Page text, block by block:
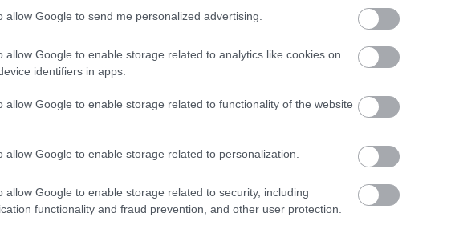
allow Google to send me personalized advertising.
allow Google to enable storage related to analytics like cookies on
identifiers in apps.
allow Google to enable storage related to functionality of the website
allow Google to enable storage related to personalization.
allow Google to enable storage related to security, including
functionality and fraud prevention, and other user protection.
τα κέικ και οι τάρτες είναι όντως δύο εδέσματα που τις
γίνονται εύκολα και γρήγορα. Εάν συνυπολογίσουμε και τις
τους, μάλλον σωστά τα λένε οι εκφράσεις.
παντός τύπου πίτες για μένα είναι κάπως σαν τις μακαρονάδες. Τις
με ό,τι πέσει στο χέρι μου. Έτσι, αντιστρέφοντας την γαλλική
σας ετοίμασα μια τάρτα που, πράγματι, είναι … τάρτα! Είναι
και αρκετά ελαφριά. Δεν έχει κρέμες, ούτε λιγωτικά τυριά. Είναι
όλα τα θρεπτικά συστατικά που χρειαζόμαστε. Με τη συνοδεία μιας
ποτηριού λευκού ή ροζέ κρασιού, έχουμε ένα ολοκληρωμένο